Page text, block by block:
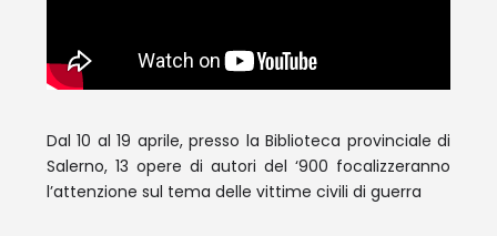
Dal 10 al 19 aprile, presso la Biblioteca provinciale di
Salerno, 13 opere di autori del ‘900 focalizzeranno
l’attenzione sul tema delle vittime civili di guerra